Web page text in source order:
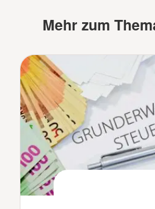
Mehr zum